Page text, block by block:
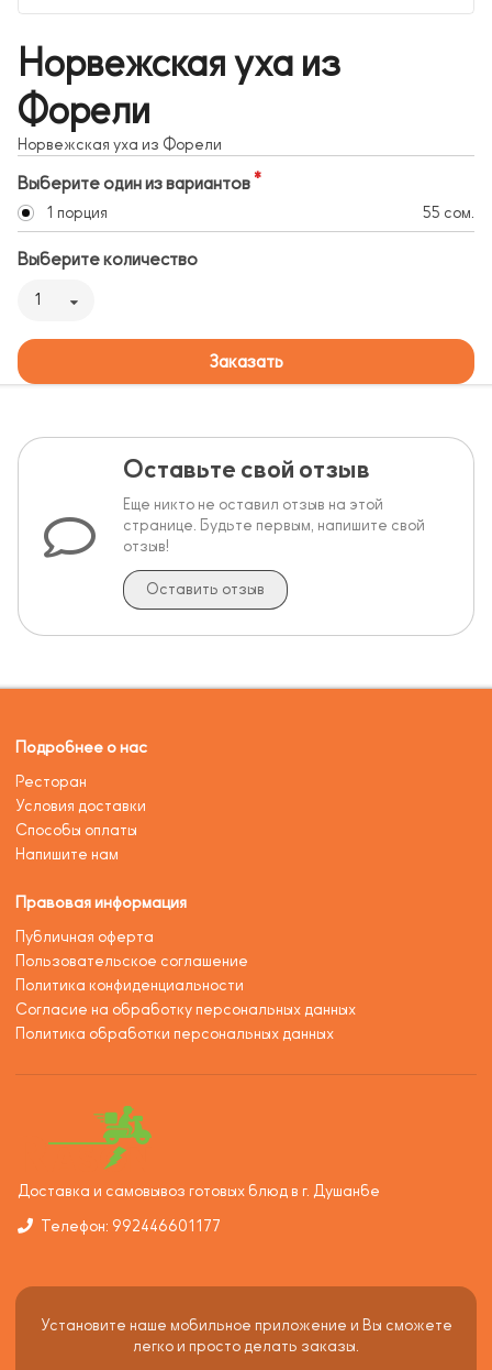
Норвежская уха из
Форели
Норвежская уха из Форели
Выберите один из вариантов
1 порция 55 сом.
Выберите количество
1
Заказать
Оставьте свой отзыв
Еще никто не оставил отзыв на этой
странице. Будьте первым, напишите свой
отзыв!
Оставить отзыв
Подробнее о нас
Ресторан
Условия доставки
Способы оплаты
Напишите нам
Правовая информация
Публичная оферта
Пользовательское соглашение
Политика конфиденциальности
Согласие на обработку персональных данных
Политика обработки персональных данных
Доставка и самовывоз готовых блюд в г. Душанбе
Телефон: 992446601177
Установите наше мобильное приложение и Вы сможете
легко и просто делать заказы.